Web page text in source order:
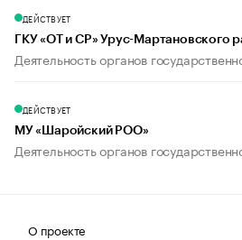
ДЕЙСТВУЕТ
ГКУ «ОТ и СР» Урус-Мартановского
Деятельность органов
ДЕЙСТВУЕТ
МУ «Шаройский РОО»
Деятельность органов
О проекте